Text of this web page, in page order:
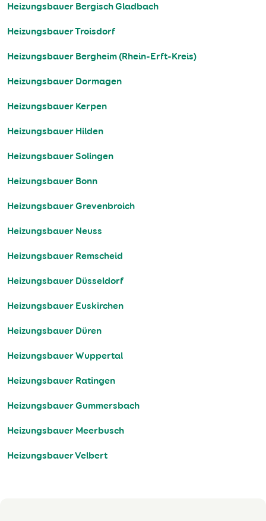
Heizungsbauer Bergisch Gladbach
Heizungsbauer Troisdorf
Heizungsbauer Bergheim (Rhein-Erft-Kreis)
Heizungsbauer Dormagen
Heizungsbauer Kerpen
Heizungsbauer Hilden
Heizungsbauer Solingen
Heizungsbauer Bonn
Heizungsbauer Grevenbroich
Heizungsbauer Neuss
Heizungsbauer Remscheid
Heizungsbauer Düsseldorf
Heizungsbauer Euskirchen
Heizungsbauer Düren
Heizungsbauer Wuppertal
Heizungsbauer Ratingen
Heizungsbauer Gummersbach
Heizungsbauer Meerbusch
Heizungsbauer Velbert